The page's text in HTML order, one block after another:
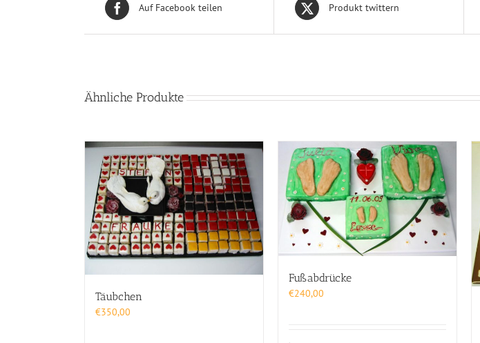
Auf Facebook teilen Produkt twittern
Ähnliche Produkte
Täubchen
€350,00
Fußabdrücke
€240,00